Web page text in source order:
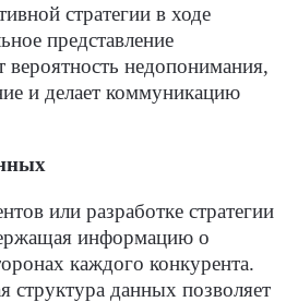
стратегии в ходе
представление
недопонимания,
и делает коммуникацию
или разработке стратегии
информацию о
каждого конкурента.
структура данных позволяет